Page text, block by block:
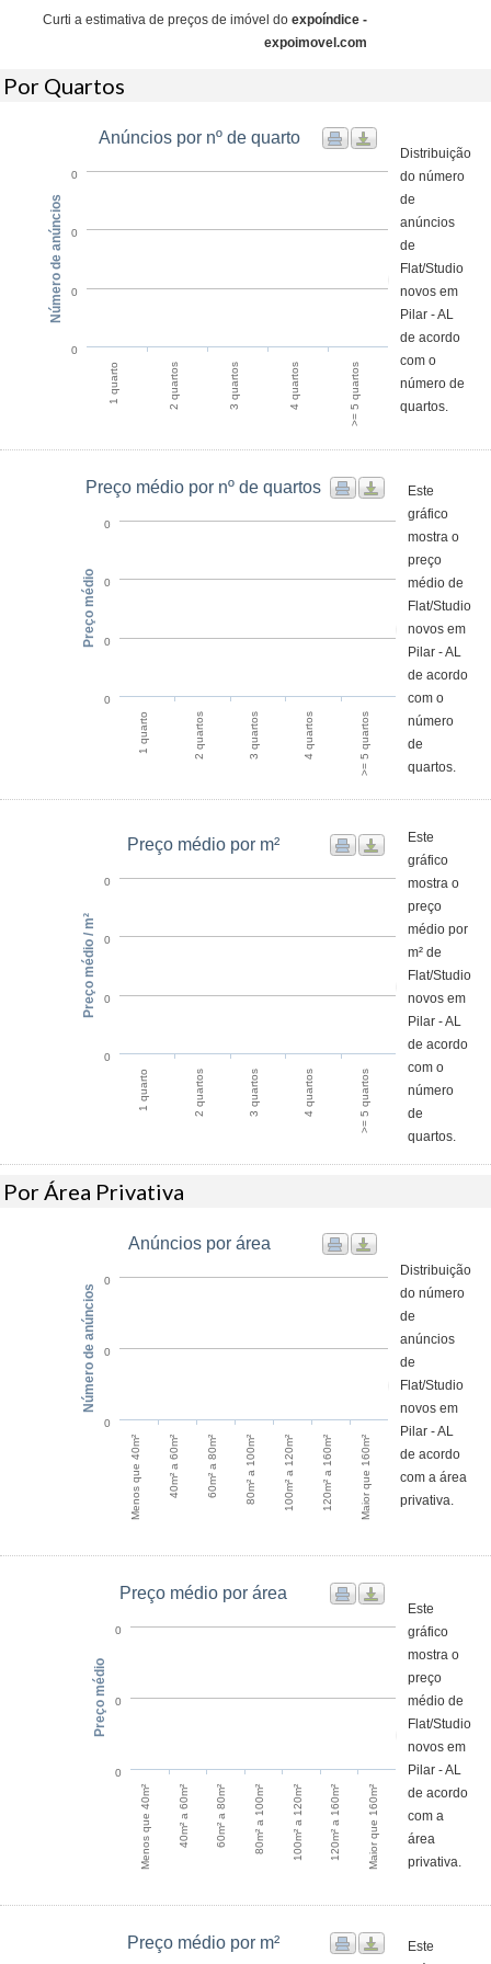
Curti a estimativa de preços de imóvel do expoíndice -
expoimovel.com
Por Quartos
Anúncios por nº de quarto
1 quarto 2 quartos 3 quartos 4 quartos >= 5 quartos
0
0
0
0
Número de anúncios
Distribuição
do número
de
anúncios
de
Flat/Studio
novos em
Pilar - AL
de acordo
com o
número de
quartos.
Preço médio por nº de quartos
1 quarto 2 quartos 3 quartos 4 quartos >= 5 quartos
0
0
0
0
Preço médio
Este
gráfico
mostra o
preço
médio de
Flat/Studio
novos em
Pilar - AL
de acordo
com o
número
de
quartos.
Preço médio por m²
1 quarto 2 quartos 3 quartos 4 quartos >= 5 quartos
0
0
0
0
Preço médio / m²
Este
gráfico
mostra o
preço
médio por
m² de
Flat/Studio
novos em
Pilar - AL
de acordo
com o
número
de
quartos.
Por Área Privativa
Anúncios por área
Menos que 40m² 40m² a 60m² 60m² a 80m² 80m² a 100m² 100m² a 120m² 120m² a 160m² Maior que 160m²
0
0
0
Número de anúncios
Distribuição
do número
de
anúncios
de
Flat/Studio
novos em
Pilar - AL
de acordo
com a área
privativa.
Preço médio por área
Menos que 40m² 40m² a 60m² 60m² a 80m² 80m² a 100m² 100m² a 120m² 120m² a 160m² Maior que 160m²
0
0
0
Preço médio
Este
gráfico
mostra o
preço
médio de
Flat/Studio
novos em
Pilar - AL
de acordo
com a
área
privativa.
Preço médio por m²
Este